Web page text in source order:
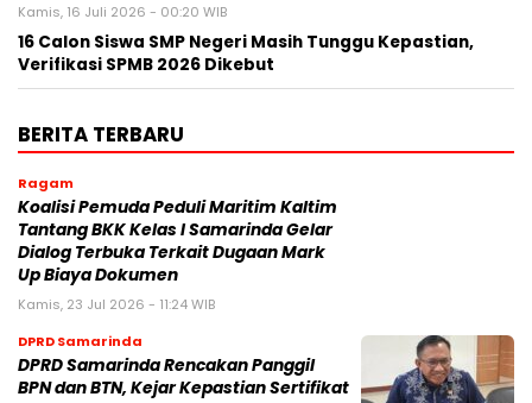
Kamis, 16 Juli 2026 - 00:20 WIB
16 Calon Siswa SMP Negeri Masih Tunggu Kepastian,
Verifikasi SPMB 2026 Dikebut
BERITA TERBARU
Ragam
Koalisi Pemuda Peduli Maritim Kaltim
Tantang BKK Kelas I Samarinda Gelar
Dialog Terbuka Terkait Dugaan Mark
Up Biaya Dokumen
Kamis, 23 Jul 2026 - 11:24 WIB
DPRD Samarinda
DPRD Samarinda Rencakan Panggil
BPN dan BTN, Kejar Kepastian Sertifikat